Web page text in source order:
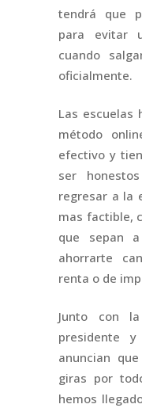
tendrá que
para evitar
cuando
oficialmente.
Las escuelas
método
efectivo y
ser
regresar a la
mas factible,
que sepan
ahorrarte
renta o de
Junto con
presidente
anuncian
giras por
hemos